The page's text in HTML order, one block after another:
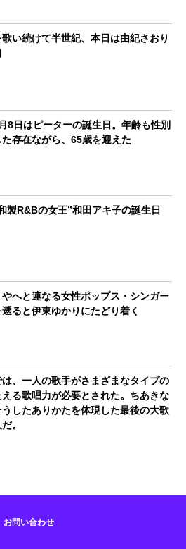
い続けて半世紀、本日は由紀さおり
8日はピーターの誕生日。年齢も性別
た存在ながら、65歳を迎えた
製R&Bの女王”和田アキ子の誕生日
へと連なる女性ポップス・シンガー
ると伊東ゆかりにたどり着く
、一人の歌手がさまざまなタイプの
る歌唱力が必要とされた。ちあきな
うしたありかたを体現した最後の大歌
だ。
お問い合わせ